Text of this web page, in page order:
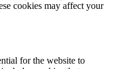
cookies may affect your
for the website to